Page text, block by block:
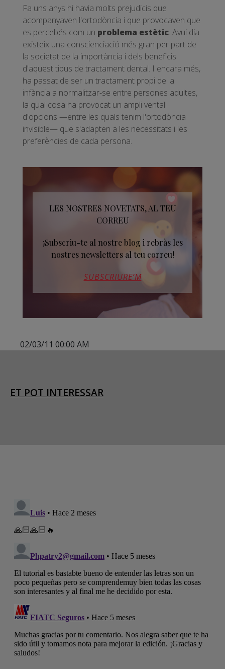
Fa uns anys hi havia molts prejudicis que
acompanyaven l'ortodòncia i que provocaven que
es percebés com un problema estètic. Avui dia
existeix una conscienciació més gran per part de
la societat de la importància i dels beneficis
d'aquest tipus de tractament dental. I encara més,
ha passat de ser un tractament propi de la
infància a normalitzar-se entre persones adultes,
la qual cosa ha provocat un ampli ventall
d'opcions —entre les quals tenim l'ortodòncia
invisible— que s'adapten a les necessitats i les
preferències de cada persona.
LES NOSTRES NOVETATS, AL TEU
CORREU
¡Subscriu-te al nostre blog i rebràs les
nostres newsletters al teu correu!
SUBSCRIURE’M
02/03/11 00:00 AM
ET POT INTERESSAR